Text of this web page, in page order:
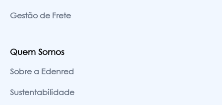
Gestão de Frete
Quem Somos
Sobre a Edenred
Sustentabilidade